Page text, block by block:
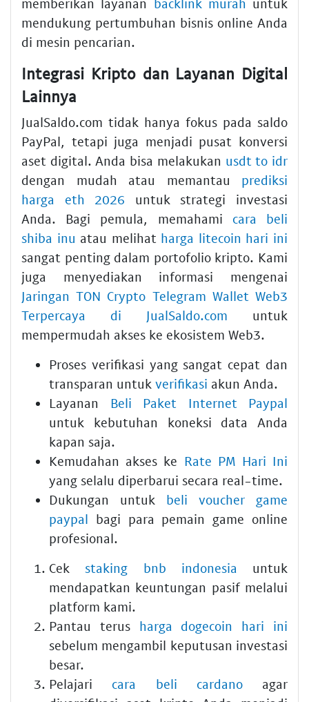
mendukung pertumbuhan bisnis online Anda
di mesin pencarian.
Integrasi Kripto dan Layanan Digital
Lainnya
JualSaldo.com tidak hanya fokus pada saldo
PayPal, tetapi juga menjadi pusat konversi
aset digital. Anda bisa melakukan usdt to idr
dengan mudah atau memantau prediksi
harga eth 2026 untuk strategi investasi
Anda. Bagi pemula, memahami cara beli
shiba inu atau melihat harga litecoin hari ini
sangat penting dalam portofolio kripto. Kami
juga menyediakan informasi mengenai
Jaringan TON Crypto Telegram Wallet Web3
Terpercaya di JualSaldo.com untuk
mempermudah akses ke ekosistem Web3.
Proses verifikasi yang sangat cepat dan
transparan untuk verifikasi akun Anda.
Layanan Beli Paket Internet Paypal
untuk kebutuhan koneksi data Anda
kapan saja.
Kemudahan akses ke Rate PM Hari Ini
yang selalu diperbarui secara real-time.
Dukungan untuk beli voucher game
paypal bagi para pemain game online
profesional.
Cekstaking bnb indonesia untuk
mendapatkan keuntungan pasif melalui
platform kami.
Pantau terus harga dogecoin hari ini
sebelum mengambil keputusan investasi
besar.
Pelajari cara beli cardanoagar